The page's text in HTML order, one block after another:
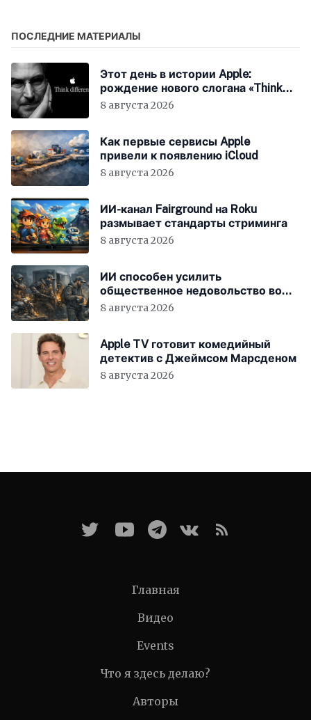
ПОСЛЕДНИЕ МАТЕРИАЛЫ
Этот день в истории Apple:
рождение нового слогана «Think
Different»
8 августа 2026
Как первые сервисы Apple
привели к появлению iCloud
8 августа 2026
ИИ-канал Fairground на Roku
размывает стандарты стриминга
8 августа 2026
ИИ способен усилить
общественное недовольство во
всём мире
8 августа 2026
Apple TV готовит комедийный
детектив с Джеймсом Марсденом
8 августа 2026
Главная
Видео
Events
Что я здесь делаю?
Авторы